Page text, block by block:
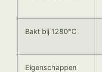
Bakt bij 1280°C
Eigenschappen